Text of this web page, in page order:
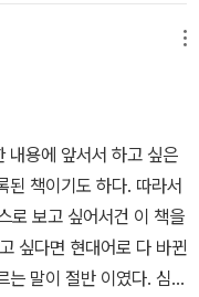
도 전대복에게 마음을 주
이허락하지 않을 것이
니 말이야. 그리고 그
은 수령(守令)들이있더
숨은파리 목숨 같던 말세
요, 골골마다 공명헌 정
수십만 명 동병(動兵)
나 고마운 세상이여? 으
쓴 채만식의 속은 얼마나
은 것이 한 두 번이 아니
식이 말하고자 한 바를
실에서, 침대에서 나는 -
푼 아끼려는 만석꾼 윤
가면서 도박하는 양 어투
듯도 해보고, 그걸 쥐어박
리 돌려가며 재밌게도
‘그 때’가 뭔지 나는 당
석꾼의 부자가 되었지만...
서울에 올라와 일본 순사
직원 영감은 전폭적으
은가...또, 한이 맺힌 자
으로 키워보겠다고, 뇌물
져 살았다.마지막 가문의
굳게 믿고 있었는데, 남
다.윤직원 영감은 일본
감의, 살아온 세월을 통
있다는 건, 도적떼들이
내용에 앞서서 하고 싶은
된 책이기도 하다. 따라서
로 보고 싶어서건 이 책을
싶다면 현대어로 다 바뀐
는 말이 절반 이였다. 심지